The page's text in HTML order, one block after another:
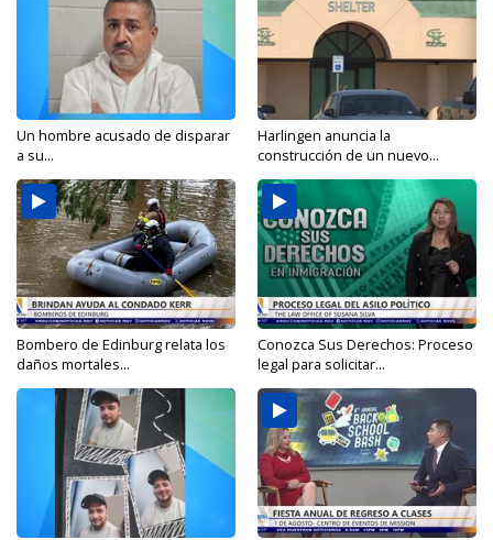
Un hombre acusado de disparar
a su...
Harlingen anuncia la
construcción de un nuevo...
Bombero de Edinburg relata los
daños mortales...
Conozca Sus Derechos: Proceso
legal para solicitar...